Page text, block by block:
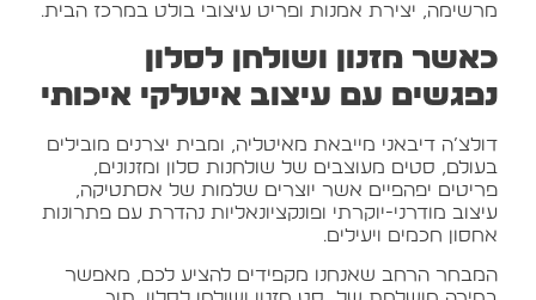
מרשימה, יצירת אמנות ופריט עיצובי בולט במרכז הבית.
כאשר מזנון ושולחן לסלון
נפגשים עם עיצוב איטלקי איכותי
דולצ’ה דיבאני מייבאת מאיטליה, ומבית יצרנים מובילים
בעולם, סטים מעוצבים של שולחנות סלון ומזנונים,
פריטים יפהפיים אשר יוצרים שלמות של אסתטיקה,
עיצוב מודרני-יוקרתי ופונקציונאליות נהדרת עם פתרונות
אחסון חכמים ויעילים.
המבחר הרחב שאנחנו מקפידים להציע לכם, מאפשר